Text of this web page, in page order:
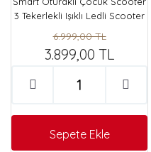
3 Tekerlekli Işıklı Ledli Scooter
6.999,00 TL
3.899,00 TL
Sepete Ekle